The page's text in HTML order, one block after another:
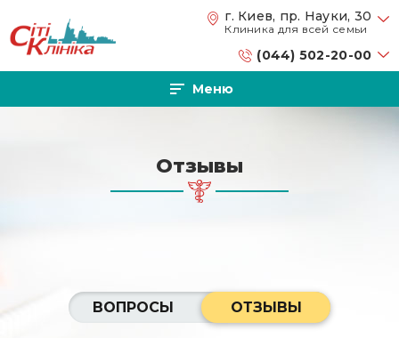
Перейти к основному содержанию г. Киев, пр. Науки, 30
Клиника для всей семьи
(044) 502-20-00
Меню
Отзывы
ВОПРОСЫ ОТЗЫВЫ